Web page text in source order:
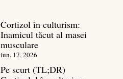
Cortizol în culturism:
Inamicul tăcut al masei
musculare
iun. 17, 2026
Pe scurt (TL;DR)